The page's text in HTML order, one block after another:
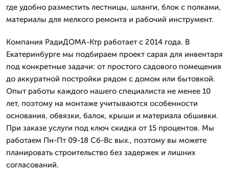
где удобно разместить лестницы, шланги, блок с полками,
материалы для мелкого ремонта и рабочий инструмент.
Компания РадиДОМА-Ктр работает с 2014 года. В
Екатеринбурге мы подбираем проект сарая для инвентаря
под конкретные задачи: от простого садового помещения
до аккуратной постройки рядом с домом или бытовкой.
Опыт работы каждого нашего специалиста не менее 10
лет, поэтому на монтаже учитываются особенности
основания, обвязки, балок, крыши и материала обшивки.
При заказе услуги под ключ скидка от 15 процентов. Мы
работаем Пн-Пт 09-18 Сб-Вс вых., поэтому вы можете
планировать строительство без задержек и лишних
согласований.